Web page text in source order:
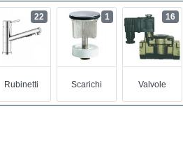
Rubinetti
22
Scarichi
1
Valvole
16